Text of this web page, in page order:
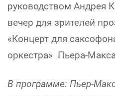
руководством Андрея
вечер для зрителей
«Концерт для
оркестра» Пьера-
В программе: Пьер-